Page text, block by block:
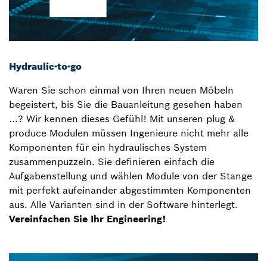
Hydraulic-to-go
Waren Sie schon einmal von Ihren neuen Möbeln
begeistert, bis Sie die Bauanleitung gesehen haben
...? Wir kennen dieses Gefühl! Mit unseren plug &
produce Modulen müssen Ingenieure nicht mehr alle
Komponenten für ein hydraulisches System
zusammenpuzzeln. Sie definieren einfach die
Aufgabenstellung und wählen Module von der Stange
mit perfekt aufeinander abgestimmten Komponenten
aus. Alle Varianten sind in der Software hinterlegt.
Vereinfachen Sie Ihr Engineering!